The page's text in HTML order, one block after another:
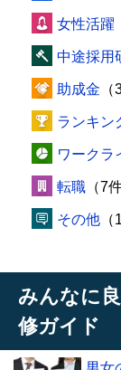
女性活躍
中途採用
助成金 （
ランキン
ワークラ
転職 （7
その他
みんなに
修ガイド